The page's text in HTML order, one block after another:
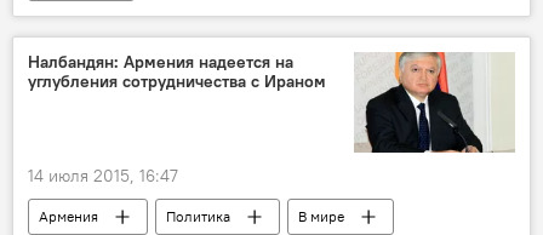
Налбандян: Армения надеется на
углубления сотрудничества с Ираном
14 июля 2015, 16:47
Армения Политика В мире